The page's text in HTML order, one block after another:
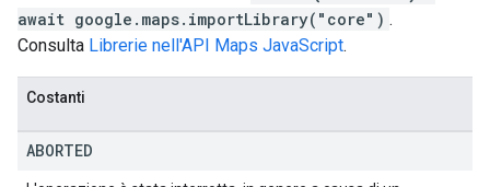
await google.maps.importLibrary("core") .
Consulta Librerie nell'API Maps JavaScript.
Costanti
ABORTED